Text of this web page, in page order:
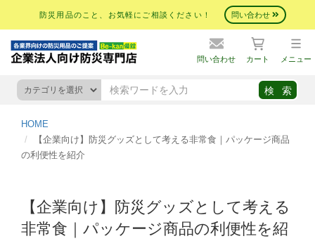
防災用品のこと、お気軽にご相談ください！ 問い合わせ
問い合わせ カート メニュー
HOME
【企業向け】防災グッズとして考える非常食｜パッケージ商品
の利便性を紹介
【企業向け】防災グッズとして考える
非常食｜パッケージ商品の利便性を紹